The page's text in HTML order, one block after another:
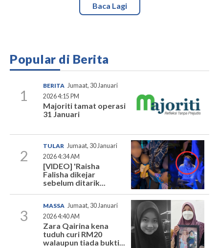
Baca Lagi
Popular di Berita
1
BERITA Jumaat, 30 Januari
2026 4:15 PM
Majoriti tamat operasi
31 Januari
2
TULAR Jumaat, 30 Januari
2026 4:34 AM
[VIDEO] 'Raisha
Falisha dikejar
sebelum ditarik...
3
MASSA Jumaat, 30 Januari
2026 4:40 AM
Zara Qairina kena
tuduh curi RM20
walaupun tiada bukti...